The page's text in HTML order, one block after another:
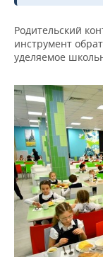
ФИГУРНОЕ
ХОККЕЙ С
МЕДИЦИНА
Родительский
инструмент
уделяемое